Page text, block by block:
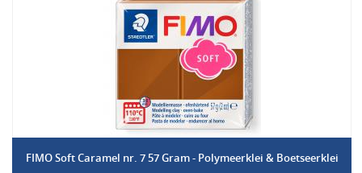
FIMO Soft Caramel nr. 7 57 Gram - Polymeerklei & Boetseerklei